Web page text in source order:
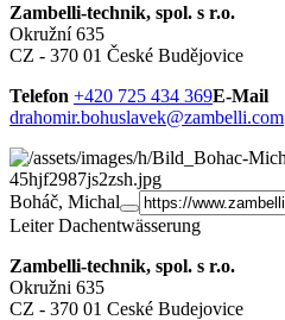
Zambelli-technik, spol. s r.o.
Okružní 635
CZ - 370 01 České Budějovice
Telefon +420 725 434 369E-Mail
drahomir.bohuslavek@zambelli.com
Boháč, Michal
Leiter Dachentwässerung
Zambelli-technik, spol. s r.o.
Okružni 635
CZ - 370 01 Ceské Budejovice